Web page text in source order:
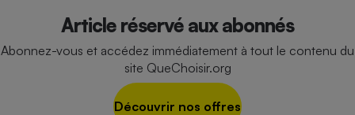
Article réservé aux abonnés
Abonnez-vous et accédez immédiatement à tout le contenu du
site QueChoisir.org
Découvrir nos offres